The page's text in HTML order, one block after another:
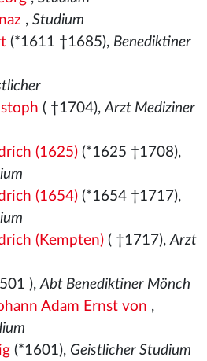
, Studium
(*1611 †1685), Benediktiner
( †1704),Arzt Mediziner
(1625)(*1625 †1708),
(1654)(*1654 †1717),
(Kempten)( †1717),Arzt
),Abt Benediktiner Mönch
Adam Ernst von ,
(*1601), Geistlicher Studium